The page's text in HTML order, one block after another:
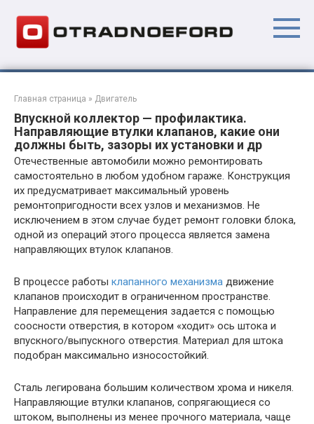
контенту
Главная страница » Двигатель
Впускной коллектор — профилактика.
Направляющие втулки клапанов, какие они
должны быть, зазоры их установки и др
Отечественные автомобили можно ремонтировать
самостоятельно в любом удобном гараже. Конструкция
их предусматривает максимальный уровень
ремонтопригодности всех узлов и механизмов. Не
исключением в этом случае будет ремонт головки блока,
одной из операций этого процесса является замена
направляющих втулок клапанов.
В процессе работы клапанного механизма движение
клапанов происходит в ограниченном пространстве.
Направление для перемещения задается с помощью
соосности отверстия, в котором «ходит» ось штока и
впускного/выпускного отверстия. Материал для штока
подобран максимально износостойкий.
Сталь легирована большим количеством хрома и никеля.
Направляющие втулки клапанов, сопрягающиеся со
штоком, выполнены из менее прочного материала, чаще